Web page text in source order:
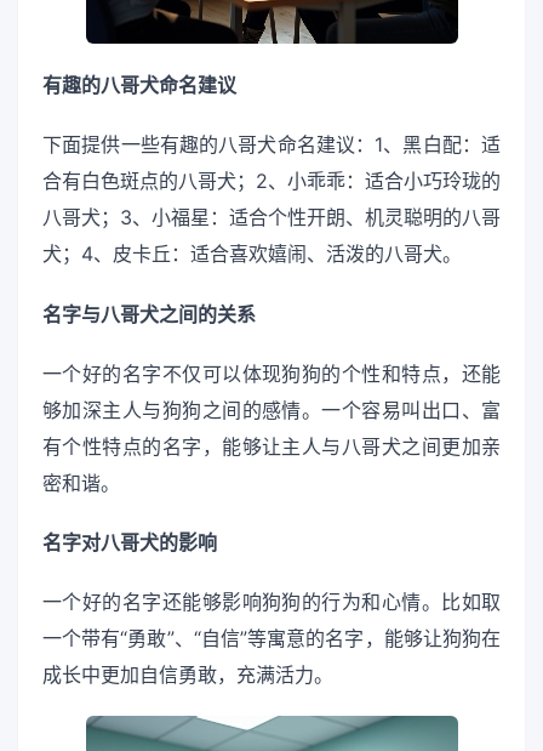
有趣的八哥犬命名建议
下面提供一些有趣的八哥犬命名建议：1、黑白配：适
合有白色斑点的八哥犬；2、小乖乖：适合小巧玲珑的
八哥犬；3、小福星：适合个性开朗、机灵聪明的八哥
犬；4、皮卡丘：适合喜欢嬉闹、活泼的八哥犬。
名字与八哥犬之间的关系
一个好的名字不仅可以体现狗狗的个性和特点，还能
够加深主人与狗狗之间的感情。一个容易叫出口、富
有个性特点的名字，能够让主人与八哥犬之间更加亲
密和谐。
名字对八哥犬的影响
一个好的名字还能够影响狗狗的行为和心情。比如取
一个带有“勇敢”、“自信”等寓意的名字，能够让狗狗在
成长中更加自信勇敢，充满活力。